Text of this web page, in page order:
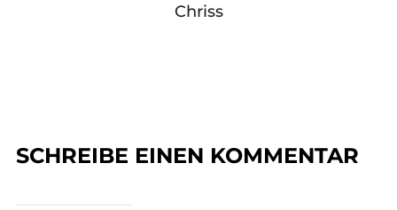
Chriss
SCHREIBE EINEN KOMMENTAR